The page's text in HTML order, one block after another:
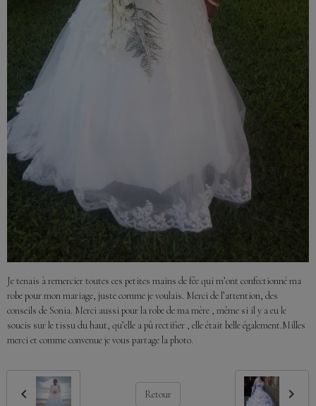
Je tenais à remercier toutes ces petites mains de fée qui m’ont confectionné ma
robe pour mon mariage, juste comme je voulais. Merci de l’attention, des
conseils de Sonia. Merci aussi pour la robe de ma mère , même si il y a eu le
soucis sur le tissu du haut, qu’elle a pû rectifier , elle était belle également.Milles
merci et comme convenue je vous partage la photo.
Retour